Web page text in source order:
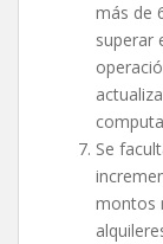
más de
superar
Se
montos